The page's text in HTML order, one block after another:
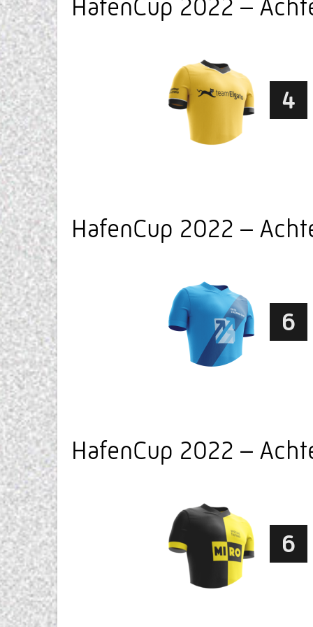
HafenCup 2022 –
4
HafenCup 2022 –
6
HafenCup 2022 –
6